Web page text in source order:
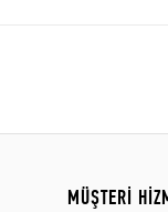
MÜŞTERİ